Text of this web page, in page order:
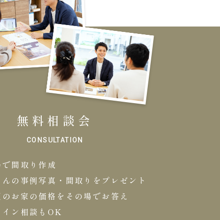
無料相談会
CONSULTATION
間取り作成
の事例写真・間取りをプレゼント
お家の価格をその場でお答え
イン相談もOK